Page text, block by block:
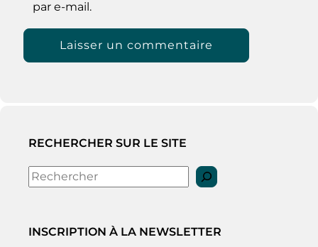
par e-mail.
RECHERCHER SUR LE SITE
Rechercher
INSCRIPTION À LA NEWSLETTER